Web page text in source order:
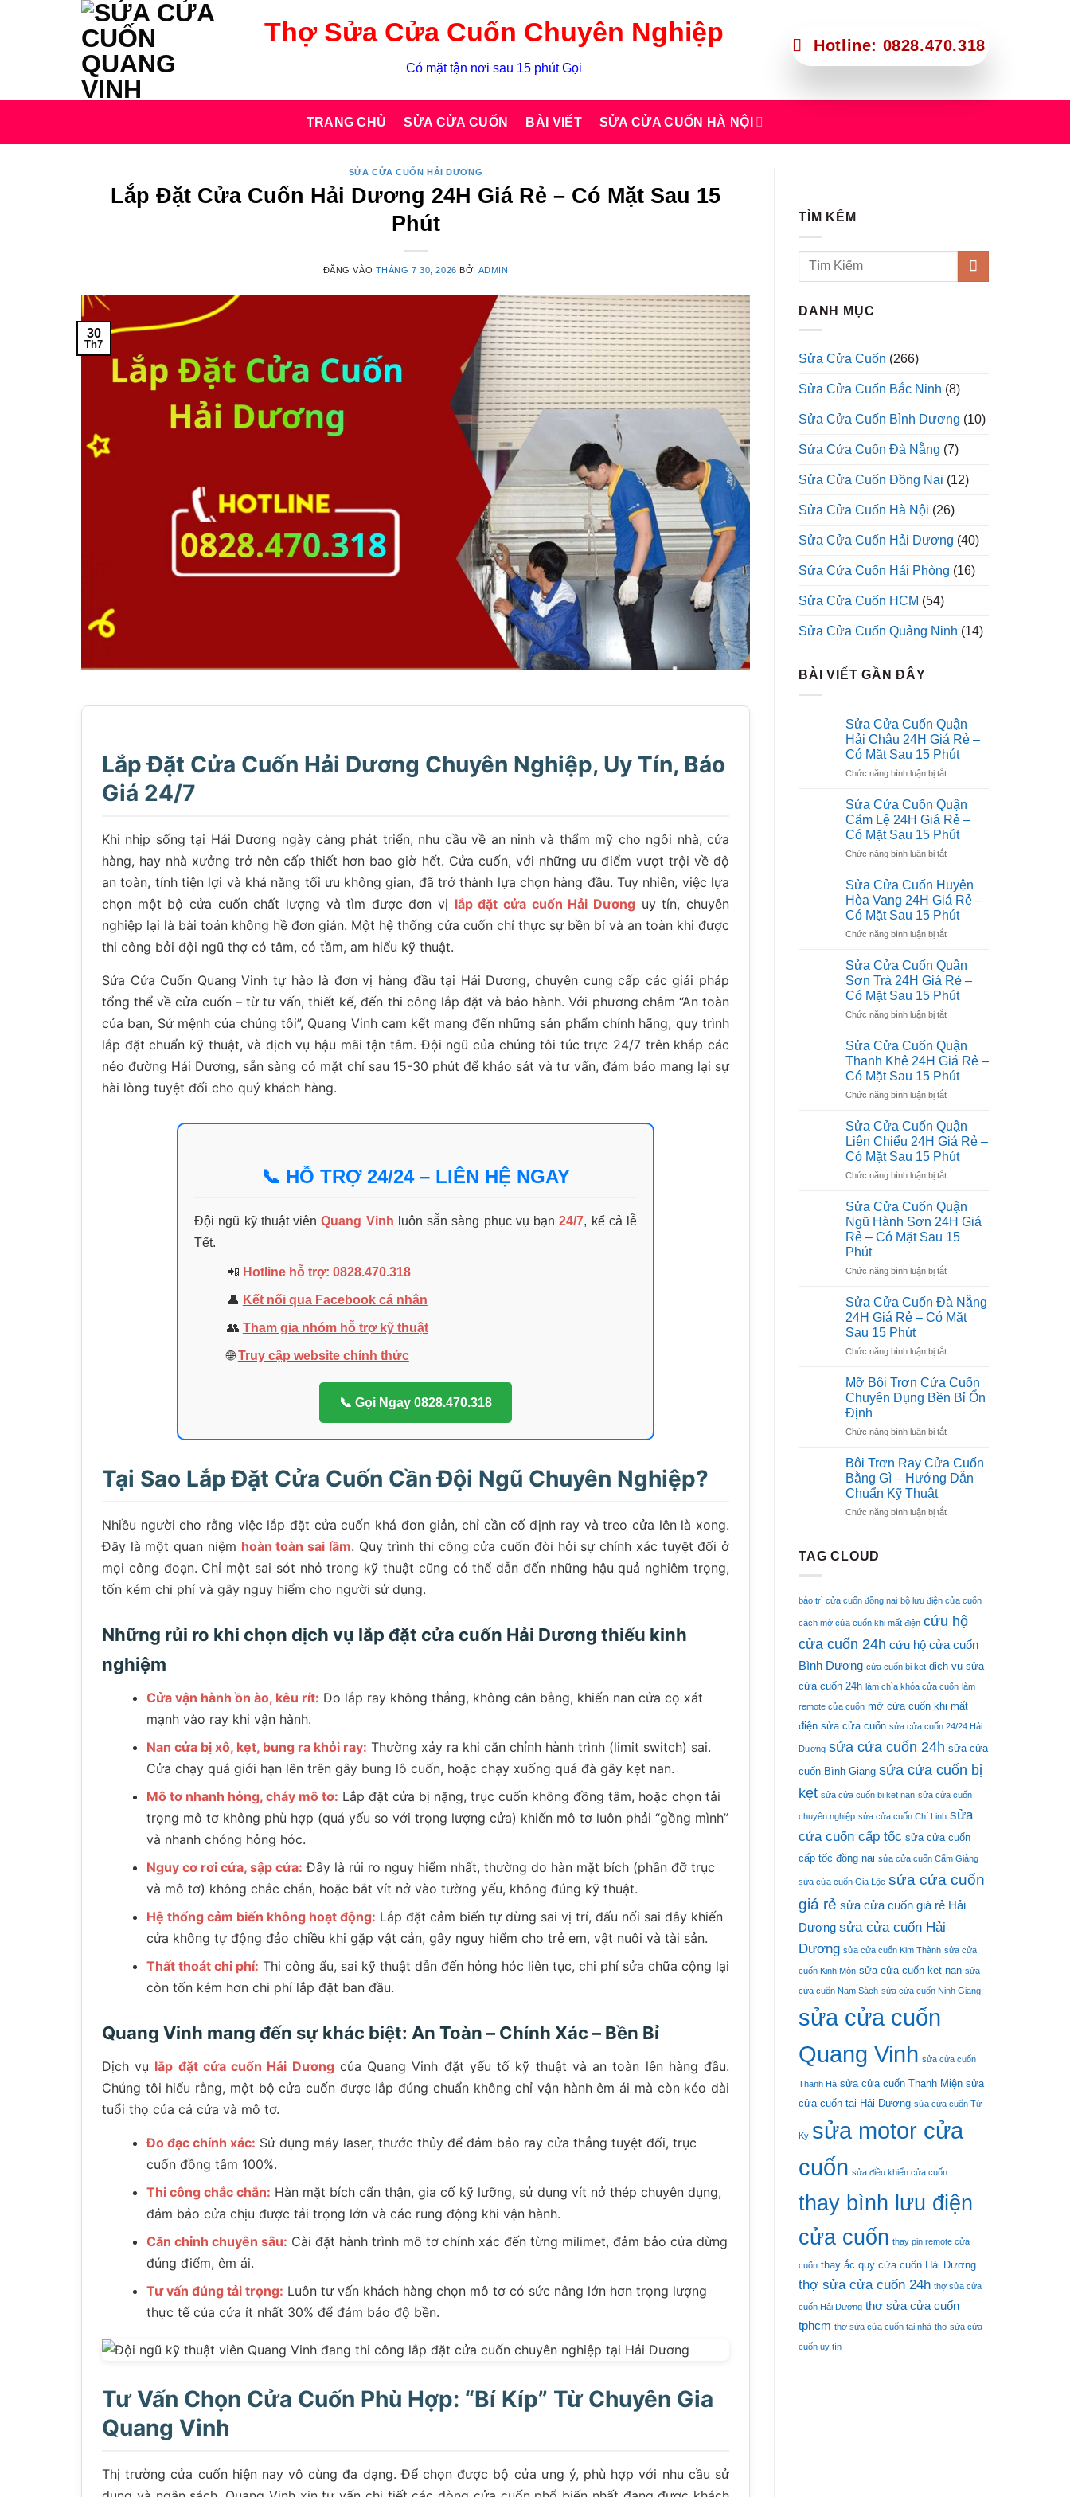
Thợ Sửa Cửa Cuốn Chuyên Nghiệp
Có mặt tận nơi sau 15 phút Gọi
Hotline: 0828.470.318
TRANG CHỦ SỬA CỬA CUỐN BÀI VIẾT SỬA CỬA CUỐN HÀ NỘI
SỬA CỬA CUỐN HẢI DƯƠNG
Lắp Đặt Cửa Cuốn Hải Dương 24H Giá Rẻ – Có Mặt Sau 15
Phút
ĐĂNG VÀO THÁNG 7 30, 2026 BỞI ADMIN
30
Th7
Lắp Đặt Cửa Cuốn Hải Dương Chuyên Nghiệp, Uy Tín, Báo
Giá 24/7
Khi nhịp sống tại Hải Dương ngày càng phát triển, nhu cầu về an ninh và thẩm mỹ cho ngôi nhà, cửa
hàng, hay nhà xưởng trở nên cấp thiết hơn bao giờ hết. Cửa cuốn, với những ưu điểm vượt trội về độ
an toàn, tính tiện lợi và khả năng tối ưu không gian, đã trở thành lựa chọn hàng đầu. Tuy nhiên, việc lựa
chọn một bộ cửa cuốn chất lượng và tìm được đơn vị lắp đặt cửa cuốn Hải Dương uy tín, chuyên
nghiệp lại là bài toán không hề đơn giản. Một hệ thống cửa cuốn chỉ thực sự bền bỉ và an toàn khi được
thi công bởi đội ngũ thợ có tâm, có tầm, am hiểu kỹ thuật.
Sửa Cửa Cuốn Quang Vinh tự hào là đơn vị hàng đầu tại Hải Dương, chuyên cung cấp các giải pháp
tổng thể về cửa cuốn – từ tư vấn, thiết kế, đến thi công lắp đặt và bảo hành. Với phương châm “An toàn
của bạn, Sứ mệnh của chúng tôi”, Quang Vinh cam kết mang đến những sản phẩm chính hãng, quy trình
lắp đặt chuẩn kỹ thuật, và dịch vụ hậu mãi tận tâm. Đội ngũ của chúng tôi túc trực 24/7 trên khắp các
nẻo đường Hải Dương, sẵn sàng có mặt chỉ sau 15-30 phút để khảo sát và tư vấn, đảm bảo mang lại sự
hài lòng tuyệt đối cho quý khách hàng.
📞 HỖ TRỢ 24/24 – LIÊN HỆ NGAY
Đội ngũ kỹ thuật viênQuang Vinh luôn sẵn sàng phục vụ bạn24/7, kể cả lễ
Tết.
📲 Hotline hỗ trợ: 0828.470.318
👤 Kết nối qua Facebook cá nhân
👥 Tham gia nhóm hỗ trợ kỹ thuật
🌐Truy cập website chính thức
📞 Gọi Ngay 0828.470.318
Tại Sao Lắp Đặt Cửa Cuốn Cần Đội Ngũ Chuyên Nghiệp?
Nhiều người cho rằng việc lắp đặt cửa cuốn khá đơn giản, chỉ cần cố định ray và treo cửa lên là xong.
Đây là một quan niệm hoàn toàn sai lầm. Quy trình thi công cửa cuốn đòi hỏi sự chính xác tuyệt đối ở
mọi công đoạn. Chỉ một sai sót nhỏ trong kỹ thuật cũng có thể dẫn đến những hậu quả nghiêm trọng,
tốn kém chi phí và gây nguy hiểm cho người sử dụng.
Những rủi ro khi chọn dịch vụ lắp đặt cửa cuốn Hải Dương thiếu kinh
nghiệm
Cửa vận hành ồn ào, kêu rít: Do lắp ray không thẳng, không cân bằng, khiến nan cửa cọ xát
mạnh vào ray khi vận hành.
Nan cửa bị xô, kẹt, bung ra khỏi ray: Thường xảy ra khi căn chỉnh hành trình (limit switch) sai.
Cửa chạy quá giới hạn lên trên gây bung lô cuốn, hoặc chạy xuống quá đà gây kẹt nan.
Mô tơ nhanh hỏng, cháy mô tơ: Lắp đặt cửa bị nặng, trục cuốn không đồng tâm, hoặc chọn tải
trọng mô tơ không phù hợp (quá yếu so với trọng lượng cửa) khiến mô tơ luôn phải “gồng mình”
và nhanh chóng hỏng hóc.
Nguy cơ rơi cửa, sập cửa: Đây là rủi ro nguy hiểm nhất, thường do hàn mặt bích (phần đỡ trục
và mô tơ) không chắc chắn, hoặc bắt vít nở vào tường yếu, không đúng kỹ thuật.
Hệ thống cảm biến không hoạt động: Lắp đặt cảm biến tự dừng sai vị trí, đấu nối sai dây khiến
cửa không tự động đảo chiều khi gặp vật cản, gây nguy hiểm cho trẻ em, vật nuôi và tài sản.
Thất thoát chi phí: Thi công ẩu, sai kỹ thuật dẫn đến hỏng hóc liên tục, chi phí sửa chữa cộng lại
còn tốn kém hơn chi phí lắp đặt ban đầu.
Quang Vinh mang đến sự khác biệt: An Toàn – Chính Xác – Bền Bỉ
Dịch vụ lắp đặt cửa cuốn Hải Dươngcủa Quang Vinh đặt yếu tố kỹ thuật và an toàn lên hàng đầu.
Chúng tôi hiểu rằng, một bộ cửa cuốn được lắp đúng chuẩn không chỉ vận hành êm ái mà còn kéo dài
tuổi thọ của cả cửa và mô tơ.
Đo đạc chính xác: Sử dụng máy laser, thước thủy để đảm bảo ray cửa thẳng tuyệt đối, trục
cuốn đồng tâm 100%.
Thi công chắc chắn: Hàn mặt bích cẩn thận, gia cố kỹ lưỡng, sử dụng vít nở thép chuyên dụng,
đảm bảo cửa chịu được tải trọng lớn và các rung động khi vận hành.
Căn chỉnh chuyên sâu: Cài đặt hành trình mô tơ chính xác đến từng milimet, đảm bảo cửa dừng
đúng điểm, êm ái.
Tư vấn đúng tải trọng: Luôn tư vấn khách hàng chọn mô tơ có sức nâng lớn hơn trọng lượng
thực tế của cửa ít nhất 30% để đảm bảo độ bền.
Tư Vấn Chọn Cửa Cuốn Phù Hợp: “Bí Kíp” Từ Chuyên Gia
Quang Vinh
Thị trường cửa cuốn hiện nay vô cùng đa dạng. Để chọn được bộ cửa ưng ý, phù hợp với nhu cầu sử
TÌM KẾM
DANH MỤC
Sửa Cửa Cuốn (266)
Sửa Cửa Cuốn Bắc Ninh (8)
Sửa Cửa Cuốn Bình Dương (10)
Sửa Cửa Cuốn Đà Nẵng (7)
Sửa Cửa Cuốn Đồng Nai (12)
Sửa Cửa Cuốn Hà Nội (26)
Sửa Cửa Cuốn Hải Dương (40)
Sửa Cửa Cuốn Hải Phòng (16)
Sửa Cửa Cuốn HCM (54)
Sửa Cửa Cuốn Quảng Ninh (14)
BÀI VIẾT GẦN ĐÂY
Sửa Cửa Cuốn Quận
Hải Châu 24H Giá Rẻ –
Có Mặt Sau 15 Phút
Chức năng bình luận bị tắtở
Cửa
Cuốn
Quận
Hải
Châu
Giá
Rẻ
–
Có
Mặt
15
Phút
Sửa Cửa Cuốn Quận
Cẩm Lệ 24H Giá Rẻ –
Có Mặt Sau 15 Phút
Chức năng bình luận bị tắtở
Cửa
Cuốn
Quận
Cẩm
Lệ
Giá
Rẻ
–
Có
Mặt
15
Phút
Sửa Cửa Cuốn Huyện
Hòa Vang 24H Giá Rẻ –
Có Mặt Sau 15 Phút
Chức năng bình luận bị tắtở
Cửa
Cuốn
Huyện
Hòa
Vang
Giá
Rẻ
–
Có
Mặt
15
Phút
Sửa Cửa Cuốn Quận
Sơn Trà 24H Giá Rẻ –
Có Mặt Sau 15 Phút
Chức năng bình luận bị tắtở
Cửa
Cuốn
Quận
Sơn
Trà
Giá
Rẻ
–
Có
Mặt
15
Phút
Sửa Cửa Cuốn Quận
Thanh Khê 24H Giá Rẻ –
Có Mặt Sau 15 Phút
Chức năng bình luận bị tắtở
Cửa
Cuốn
Quận
Thanh
Khê
Giá
Rẻ
–
Có
Sau
Phút
Sửa Cửa Cuốn Quận
Liên Chiểu 24H Giá Rẻ –
Có Mặt Sau 15 Phút
Chức năng bình luận bị tắtở
Cửa
Cuốn
Quận
Liên
24H
Rẻ
–
Có
Sau
Phút
Sửa Cửa Cuốn Quận
Ngũ Hành Sơn 24H Giá
Rẻ – Có Mặt Sau 15
Phút
Chức năng bình luận bị tắtở
Cửa
Cuốn
Quận
Hành
24H
Giá
Rẻ
Có
Sau
15
Sửa Cửa Cuốn Đà Nẵng
24H Giá Rẻ – Có Mặt
Sau 15 Phút
Chức năng bình luận bị tắtở
Cửa
Cuốn
Đà
24H
Rẻ
Có
Sau
Mỡ Bôi Trơn Cửa Cuốn
Chuyên Dụng Bền Bỉ Ổn
Định
Chức năng bình luận bị tắtở
Bôi
Trơn
Cửa
Chuyên
Bôi Trơn Ray Cửa Cuốn
Bằng Gì – Hướng Dẫn
Chuẩn Kỹ Thuật
Chức năng bình luận bị tắtở
Gì
–
Dẫn
Thuật
TAG CLOUD
bảo trì cửa cuốn đồng nai bộ lưu điện cửa cuốn
cách mở cửa cuốn khi mất điện cứu hộ
cửa cuốn 24h cứu hộ cửa cuốn
Bình Dương cửa cuốn bị kẹt dịch vụ sửa
cửa cuốn 24h làm chìa khóa cửa cuốn làm
remote cửa cuốn mở cửa cuốn khi mất
điện sửa cửa cuốn sửa cửa cuốn 24/24 Hải
Dương sửa cửa cuốn 24h sửa cửa
cuốn Bình Giang sửa cửa cuốn bị
kẹt sửa cửa cuốn bị kẹt nan sửa cửa cuốn
chuyên nghiệp sửa cửa cuốn Chí Linh sửa
cửa cuốn cấp tốc sửa cửa cuốn
cấp tốc đồng nai sửa cửa cuốn Cẩm Giàng
sửa cửa cuốn Gia Lộc sửa cửa cuốn
giá rẻ sửa cửa cuốn giá rẻ Hải
Dương sửa cửa cuốn Hải
Dương sửa cửa cuốn Kim Thành sửa cửa
cuốn Kinh Môn sửa cửa cuốn kẹt nan sửa
cửa cuốn Nam Sách sửa cửa cuốn Ninh Giang
sửa cửa cuốn
Quang Vinh sửa cửa cuốn
Thanh Hà sửa cửa cuốn Thanh Miện sửa
cửa cuốn tại Hải Dương sửa cửa cuốn Tứ
Kỳ sửa motor cửa
cuốn sửa điều khiển cửa cuốn
thay bình lưu điện
cửa cuốn thay pin remote cửa
cuốn thay ắc quy cửa cuốn Hải Dương
thợ sửa cửa cuốn 24h thợ sửa cửa
cuốn Hải Dương thợ sửa cửa cuốn
tphcm thợ sửa cửa cuốn tại nhà thợ sửa cửa
cuốn uy tín